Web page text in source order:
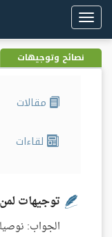
Toggle
navigation
نصائح وتوجيهات
مقالات
لقاءات
توجيهات
الجواب: نوصيك